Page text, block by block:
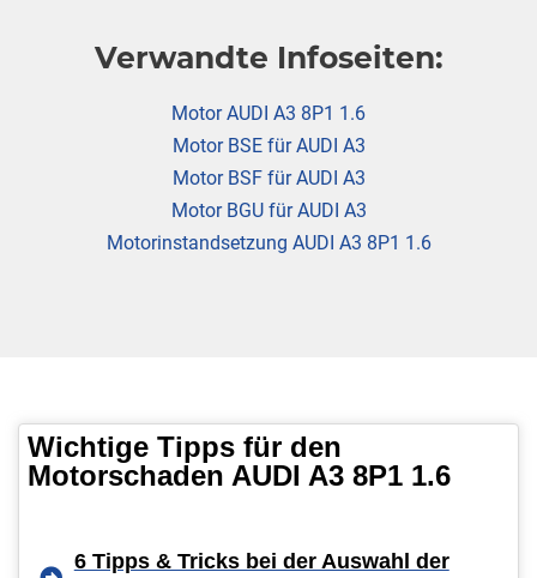
Verwandte Infoseiten:
Motor AUDI A3 8P1 1.6
Motor BSE für AUDI A3
Motor BSF für AUDI A3
Motor BGU für AUDI A3
Motorinstandsetzung AUDI A3 8P1 1.6
Wichtige Tipps für den
Motorschaden AUDI A3 8P1 1.6
6 Tipps & Tricks bei der Auswahl der